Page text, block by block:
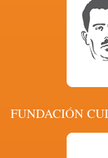
FUNDACIÓN